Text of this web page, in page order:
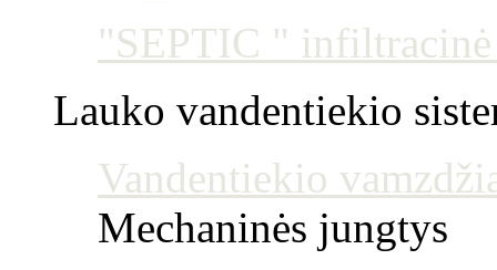
"SEPTIC "
Lauko vandentiekio
Vandentiekio
Mechaninės jungtys